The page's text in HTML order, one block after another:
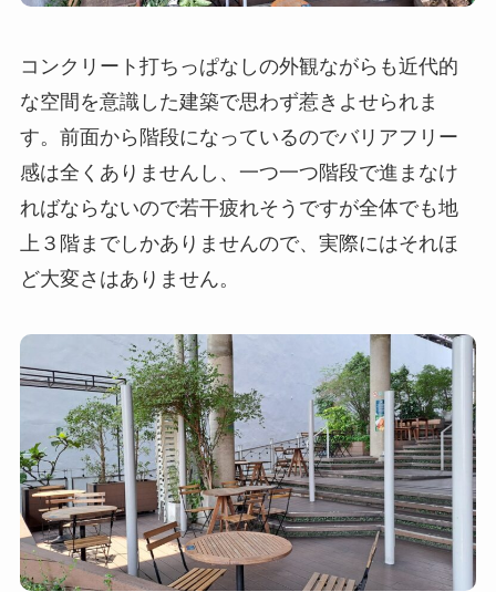
コンクリート打ちっぱなしの外観ながらも近代的
な空間を意識した建築で思わず惹きよせられま
す。前面から階段になっているのでバリアフリー
感は全くありませんし、一つ一つ階段で進まなけ
ればならないので若干疲れそうですが全体でも地
上３階までしかありませんので、実際にはそれほ
ど大変さはありません。